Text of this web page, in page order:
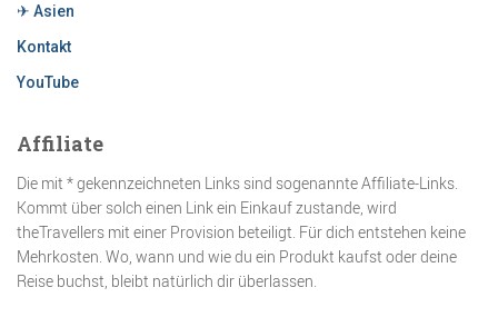
✈ Asien
Kontakt
YouTube
Affiliate
Die mit * gekennzeichneten Links sind sogenannte Affiliate-Links.
Kommt über solch einen Link ein Einkauf zustande, wird
theTravellers mit einer Provision beteiligt. Für dich entstehen keine
Mehrkosten. Wo, wann und wie du ein Produkt kaufst oder deine
Reise buchst, bleibt natürlich dir überlassen.